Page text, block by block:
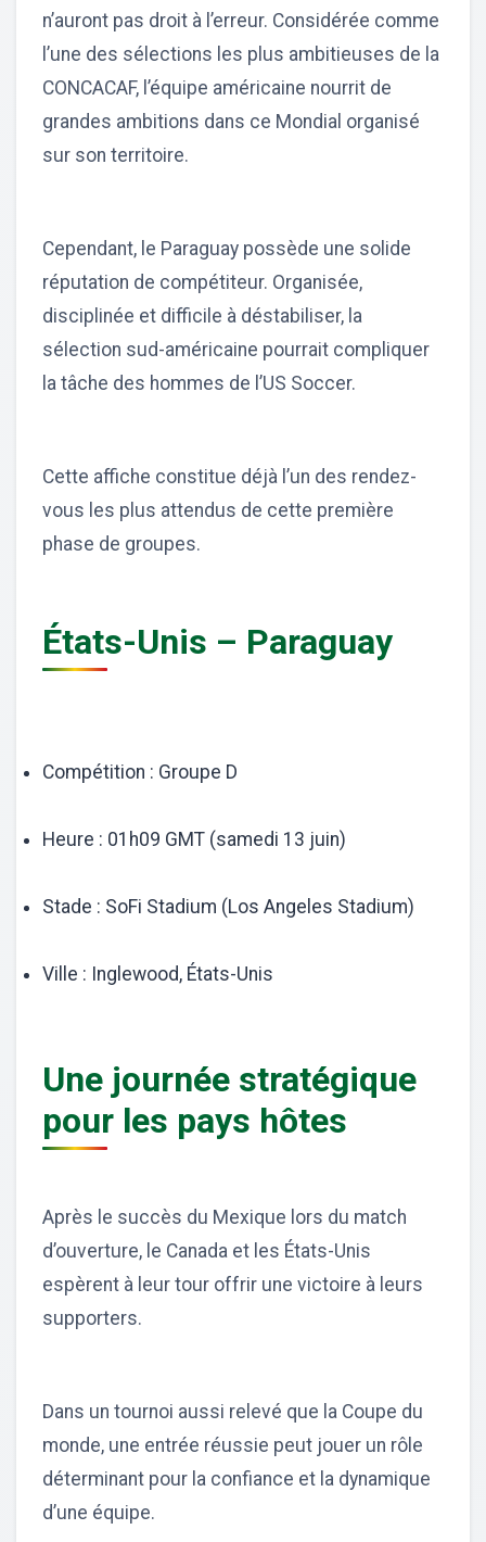
n’auront pas droit à l’erreur. Considérée comme
l’une des sélections les plus ambitieuses de la
CONCACAF, l’équipe américaine nourrit de
grandes ambitions dans ce Mondial organisé
sur son territoire.
Cependant, le Paraguay possède une solide
réputation de compétiteur. Organisée,
disciplinée et difficile à déstabiliser, la
sélection sud-américaine pourrait compliquer
la tâche des hommes de l’US Soccer.
Cette affiche constitue déjà l’un des rendez-
vous les plus attendus de cette première
phase de groupes.
États-Unis – Paraguay
Compétition : Groupe D
Heure : 01h09 GMT (samedi 13 juin)
Stade : SoFi Stadium (Los Angeles Stadium)
Ville : Inglewood, États-Unis
Une journée stratégique
pour les pays hôtes
Après le succès du Mexique lors du match
d’ouverture, le Canada et les États-Unis
espèrent à leur tour offrir une victoire à leurs
supporters.
Dans un tournoi aussi relevé que la Coupe du
monde, une entrée réussie peut jouer un rôle
déterminant pour la confiance et la dynamique
d’une équipe.